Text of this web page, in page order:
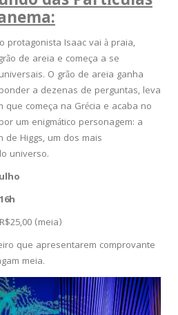
protagonista Isaac vai à praia,
de areia e começa a se
O grão de areia ganha
a dezenas de perguntas, leva
começa na Grécia e acaba no
um enigmático personagem: a
de Higgs, um dos mais
universo.
(meia)
que apresentarem comprovante
meia.